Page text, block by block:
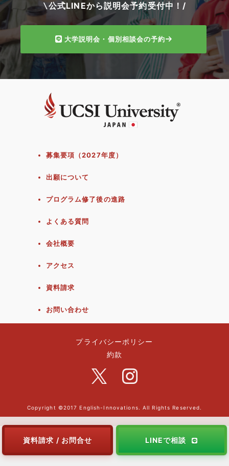
資料請求 / お問合せ LINEで相談
\公式LINEから説明会予約受付中！/
大学説明会・個別相談会の予約
募集要項（2027年度）
出願について
プログラム修了後の進路
よくある質問
会社概要
アクセス
資料請求
お問い合わせ
プライバシーポリシー
約款
Copyright ©2017 English-Innovations. All Rights Reserved.